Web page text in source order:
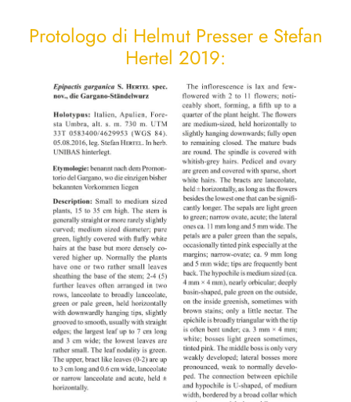
Protologo di Helmut Presser e Stefan
Hertel 2019: